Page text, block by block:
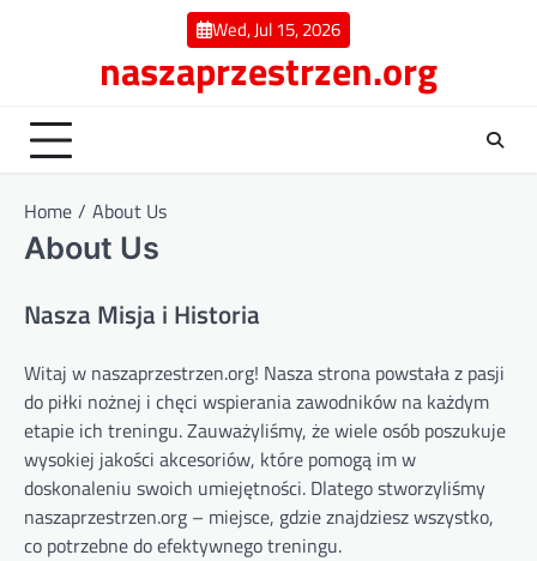
Wed, Jul 15, 2026
naszaprzestrzen.org
Home About Us
About Us
Nasza Misja i Historia
Witaj w naszaprzestrzen.org! Nasza strona powstała z pasji
do piłki nożnej i chęci wspierania zawodników na każdym
etapie ich treningu. Zauważyliśmy, że wiele osób poszukuje
wysokiej jakości akcesoriów, które pomogą im w
doskonaleniu swoich umiejętności. Dlatego stworzyliśmy
naszaprzestrzen.org – miejsce, gdzie znajdziesz wszystko,
co potrzebne do efektywnego treningu.